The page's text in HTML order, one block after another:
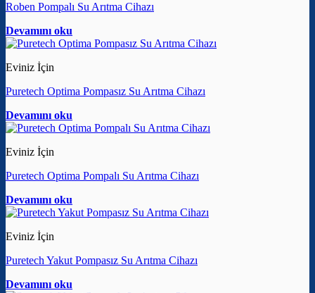
Roben Pompalı Su Arıtma Cihazı
Devamını oku
Eviniz İçin
Puretech Optima Pompasız Su Arıtma Cihazı
Devamını oku
Eviniz İçin
Puretech Optima Pompalı Su Arıtma Cihazı
Devamını oku
Eviniz İçin
Puretech Yakut Pompasız Su Arıtma Cihazı
Devamını oku